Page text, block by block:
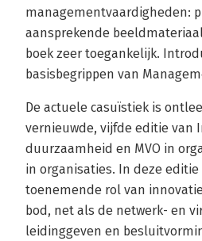
managementvaardigheden:
aansprekende
boek zeer toegankelijk.
basisbegrippen van
De actuele casuïstiek is
vernieuwde, vijfde editie van
duurzaamheid en MVO in
in organisaties. In deze
toenemende rol van
bod, net als de netwerk- en
leidinggeven en